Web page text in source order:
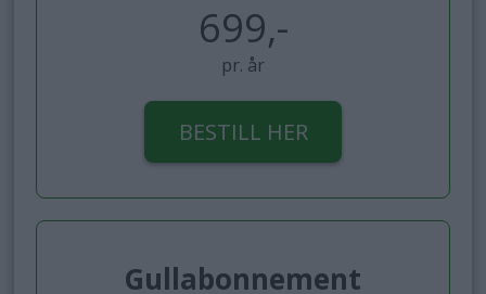
699,-
pr. år
BESTILL HER
Gullabonnement